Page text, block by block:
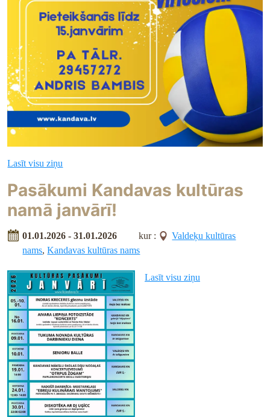
Lasīt visu ziņu
Pasākumi Kandavas kultūras
namā janvārī!
01.01.2026 - 31.01.2026 kur :
Valdeķu kultūras
nams,Kandavas kultūras nams
Lasīt visu ziņu